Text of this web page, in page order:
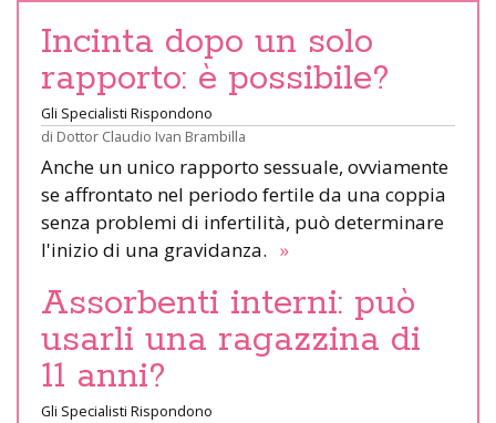
Incinta dopo un solo
rapporto: è possibile?
Gli Specialisti Rispondono
di Dottor Claudio Ivan Brambilla
Anche un unico rapporto sessuale, ovviamente
se affrontato nel periodo fertile da una coppia
senza problemi di infertilità, può determinare
l'inizio di una gravidanza. »
Assorbenti interni: può
usarli una ragazzina di
11 anni?
Gli Specialisti Rispondono